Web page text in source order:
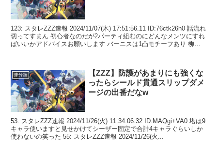
123: スタレZZZ速報 2024/11/07(木) 17:51:56.11 ID:76ctk26h0 話流れ
切ってすまん 初心者なのだが2パーティ組むのにどんなメンツにすれ
ばいいかアドバイスお願いします バーニスは1凸モチーフあり 柳
未分類
【ZZZ】防護があまりにも強くな
ったらシールド貫通スリップダメ
ージの出番だなw
53: スタレZZZ速報 2024/11/26(火) 11:34:06.32 ID:MAQgi+VA0 塔は9
キャラ使いますと見せかけてシーザー固定で合計4キャラぐらいしか
使わないの笑った 55: スタレZZZ速報 2024/11/26(火...